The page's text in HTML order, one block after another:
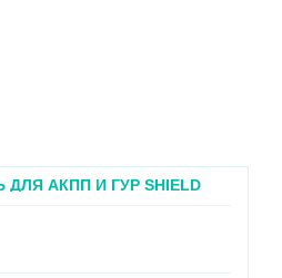
АКПП И ГУР SHIELD